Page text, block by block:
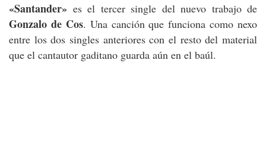
«Santander» es el tercer single del nuevo trabajo de
Gonzalo de Cos. Una canción que funciona como nexo
entre los dos singles anteriores con el resto del material
que el cantautor gaditano guarda aún en el baúl.